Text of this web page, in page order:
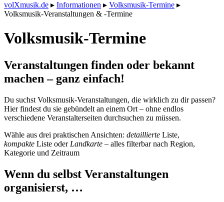
volXmusik.de ▸ Informationen ▸ Volksmusik-Termine ▸
Volksmusik-Veranstaltungen & -Termine
Volksmusik-Termine
Veranstaltungen finden oder bekannt
machen – ganz einfach!
Du suchst Volksmusik-Veranstaltungen, die wirklich zu dir passen?
Hier findest du sie gebündelt an einem Ort – ohne endlos
verschiedene Veranstalterseiten durchsuchen zu müssen.
Wähle aus drei praktischen Ansichten: detaillierte Liste,
kompakte Liste oder Landkarte – alles filterbar nach Region,
Kategorie und Zeitraum
Wenn du selbst Veranstaltungen
organisierst, …